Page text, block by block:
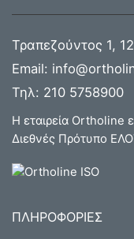
Τραπεζούντος 1,
Email:
Τηλ: 210 5758900
Η εταιρεία Ortholine
Διεθνές Πρότυπο
ΠΛΗΡΟΦΟΡΙΕΣ